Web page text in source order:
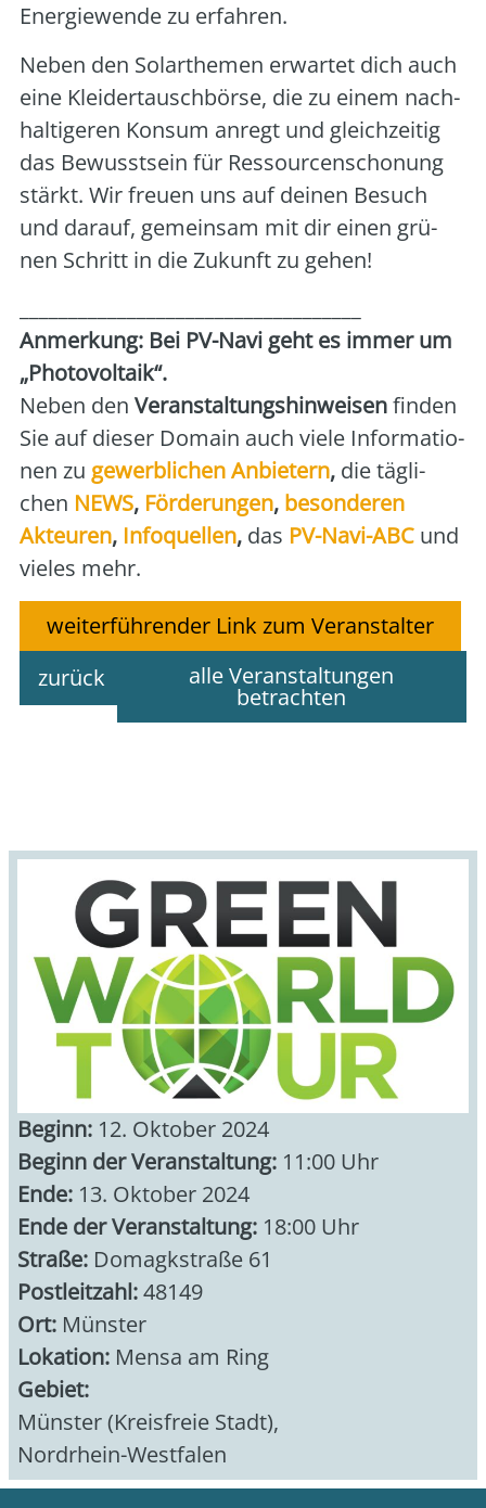
Ener­gie­wen­de zu erfah­ren.
Neben den Solar­the­men erwar­tet dich auch
eine Klei­der­tausch­bör­se, die zu einem nach­
hal­ti­ge­ren Kon­sum anregt und gleich­zei­tig
das Bewusst­sein für Res­sour­cen­scho­nung
stärkt. Wir freu­en uns auf dei­nen Besuch
und dar­auf, gemein­sam mit dir einen grü­
nen Schritt in die Zukunft zu gehen!
Anmer­kung: Bei PV-Navi geht es immer um
„Pho­to­vol­ta­ik“.
Neben den Ver­an­stal­tungs­hin­wei­senfin­den
Sie auf die­ser Domain auch vie­le Infor­ma­tio­
nen zu gewerb­li­chen Anbie­tern, die täg­li­
chen NEWS, För­de­run­gen, beson­de­ren
Akteu­ren, Info­quel­len, das PV-Navi-ABC und
vie­les mehr.
weiterführender Link zum Veranstalter
zurück
alle Veranstaltungen
betrachten
Beginn: 12. Oktober 2024
Beginn der Veranstaltung: 11:00 Uhr
Ende: 13. Oktober 2024
Ende der Veranstaltung: 18:00 Uhr
Straße: Domagkstraße 61
Postleitzahl:48149
Ort: Münster
Lokation: Mensa am Ring
Gebiet:
Münster (Kreisfreie Stadt),
Nordrhein-Westfalen